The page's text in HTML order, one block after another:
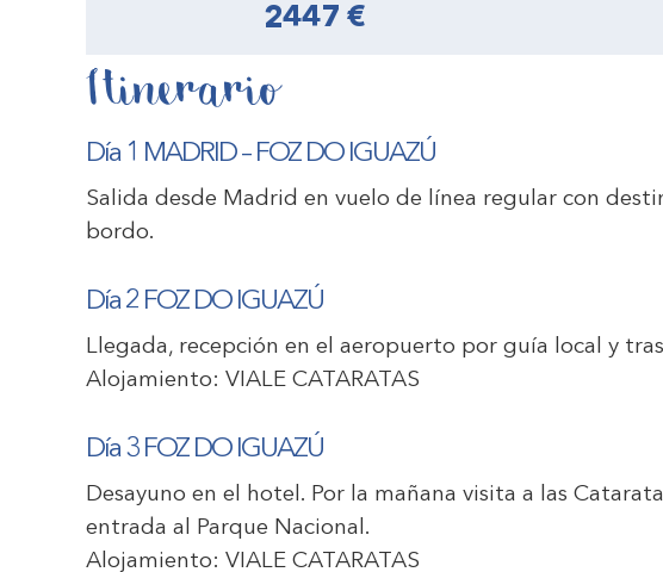
2447 €
Itinerario
Día 1 MADRID – FOZ DO IGUAZÚ
Salida desde Madrid en vuelo de línea regular con
bordo.
Día 2 FOZ DO IGUAZÚ
Llegada, recepción en el aeropuerto por guía local y
Alojamiento: VIALE CATARATAS
Día 3 FOZ DO IGUAZÚ
Desayuno en el hotel. Por la mañana visita a las
entrada al Parque Nacional.
Alojamiento: VIALE CATARATAS